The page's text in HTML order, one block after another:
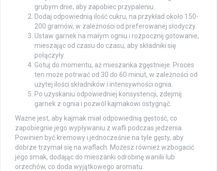
grubym dnie, aby zapobiec przypaleniu.
Dodaj odpowiednią ilość cukru, na przykład około 150-
200 gramów, w zależności od preferowanej słodyczy.
Ustaw garnek na małym ogniu i rozpocznij gotowanie,
mieszając od czasu do czasu, aby składniki się
połączyły.
Gotuj do momentu, aż mieszanka zgęstnieje. Proces
ten może potrwać od 30 do 60 minut, w zależności od
użytej ilości składników i intensywności ognia.
Po uzyskaniu odpowiedniej konsystencji, zdejmij
garnek z ognia i pozwól kajmakowi ostygnąć.
Ważne jest, aby kajmak miał odpowiednią gęstość, co
zapobiegnie jego wypływaniu z wafli podczas jedzenia.
Powinien być kremowy i jednocześnie na tyle gęsty, aby
dobrze trzymał się na waflach. Możesz również wzbogacić
jego smak, dodając do mieszanki odrobinę wanilii lub
orzechów, co doda wyjątkowego aromatu.